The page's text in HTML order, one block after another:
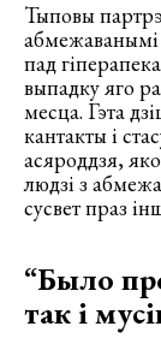
Тыповы
абмежаванымі
пад
выпадку яго
месца. Гэта
кантакты і
асяроддзя,
людзі з
сусвет праз
“Было
так і